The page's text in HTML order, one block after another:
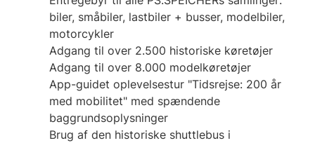
biler, småbiler, lastbiler + busser, modelbiler,
motorcykler
Adgang til over 2.500 historiske køretøjer
Adgang til over 8.000 modelkøretøjer
App-guidet oplevelsestur "Tidsrejse: 200 år
med mobilitet" med spændende
baggrundsoplysninger
Brug af den historiske shuttlebus i